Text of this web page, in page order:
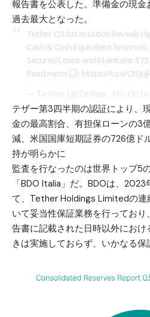
報告書を公表した。準備金の現
過去最大となった。
テザー第3四半期の認証により、
金の最高割合、有担保ローンの3
減、米国国庫短期証券の726億ド
持が明らかに
監査を行なったのは世界トップ5
「BDO Italia」だ。BDOは、
て、Tether Holdings Limitedの連
いて妥当性保証業務を行ってお
告書に記載された日時以外にお
きは実施しておらず、いかなる保